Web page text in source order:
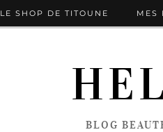
BLOG
LE SHOP DE TITOUNE MES